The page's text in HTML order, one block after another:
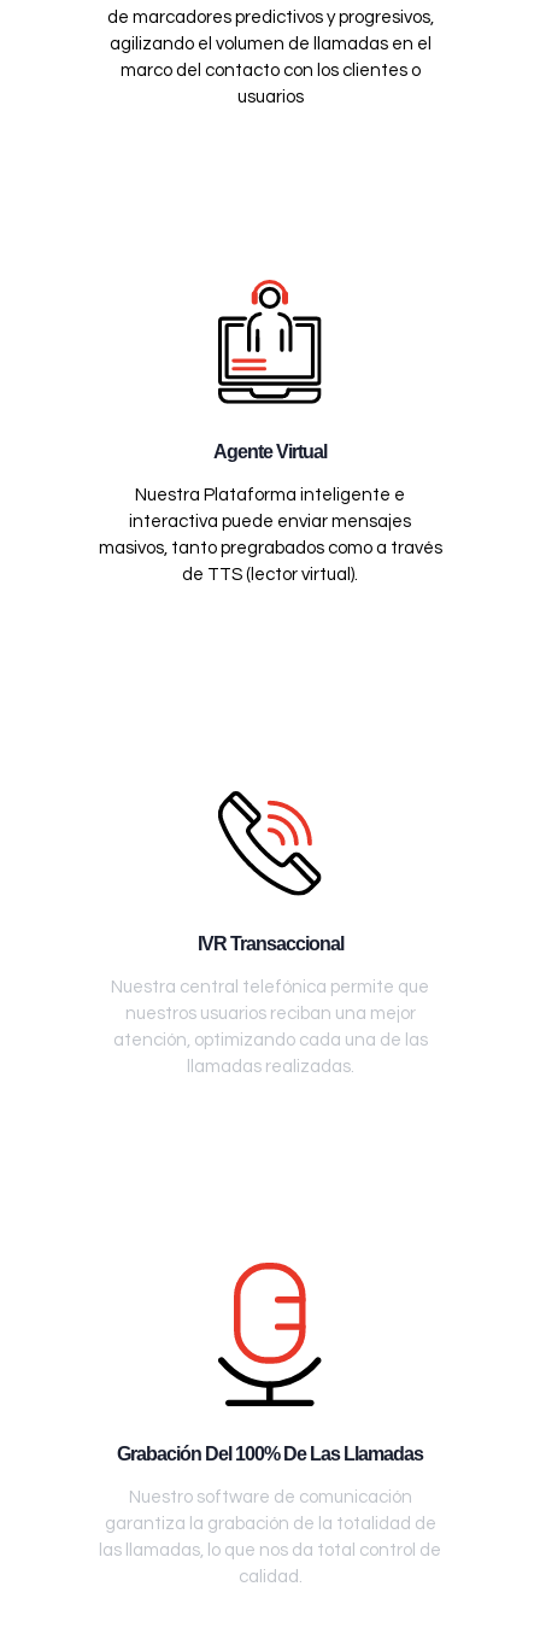
de marcadores predictivos y progresivos,
agilizando el volumen de llamadas en el
marco del contacto con los clientes o
usuarios
Agente Virtual
Nuestra Plataforma inteligente e
interactiva puede enviar mensajes
masivos, tanto pregrabados como a través
de TTS (lector virtual).
IVR Transaccional
Nuestra central telefónica permite que
nuestros usuarios reciban una mejor
atención, optimizando cada una de las
llamadas realizadas.
Grabación Del 100% De Las Llamadas
Nuestro software de comunicación
garantiza la grabación de la totalidad de
las llamadas, lo que nos da total control de
calidad.